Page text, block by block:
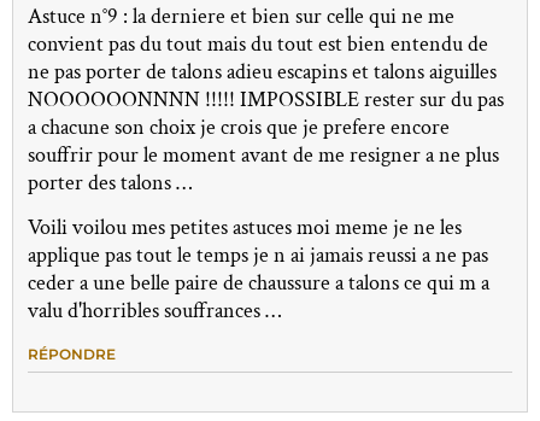
Astuce n°9 : la derniere et bien sur celle qui ne me
convient pas du tout mais du tout est bien entendu de
ne pas porter de talons adieu escapins et talons aiguilles
NOOOOOONNNN !!!!! IMPOSSIBLE rester sur du pas
a chacune son choix je crois que je prefere encore
souffrir pour le moment avant de me resigner a ne plus
porter des talons …
Voili voilou mes petites astuces moi meme je ne les
applique pas tout le temps je n ai jamais reussi a ne pas
ceder a une belle paire de chaussure a talons ce qui m a
valu d'horribles souffrances …
RÉPONDRE